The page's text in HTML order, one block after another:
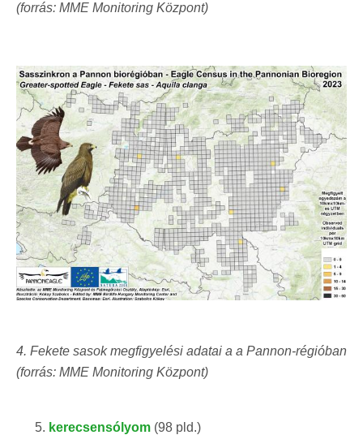
(forrás: MME Monitoring Központ)
4. Fekete sasok megfigyelési adatai a a Pannon-régióban
(forrás: MME Monitoring Központ)
kerecsensólyom (98 pld.)